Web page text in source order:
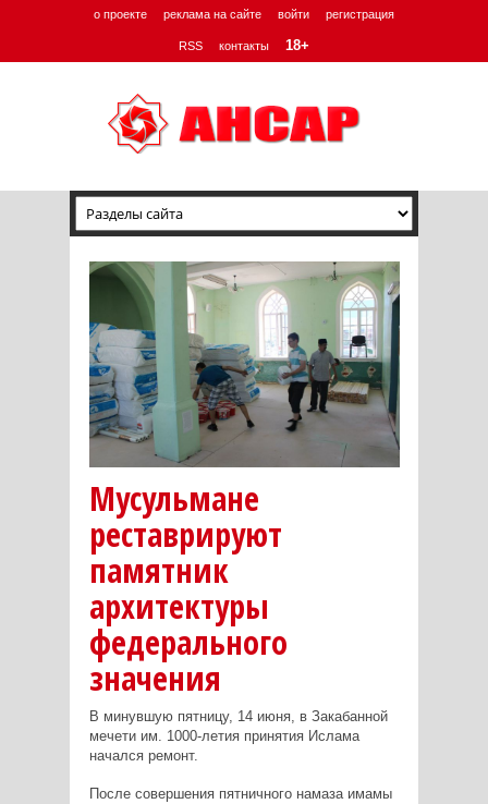
о проекте реклама на сайте войти регистрация
RSS контакты 18+
Мусульмане
реставрируют
памятник
архитектуры
федерального
значения
В минувшую пятницу, 14 июня, в Закабанной
мечети им. 1000-летия принятия Ислама
начался ремонт.
После совершения пятничного намаза имамы